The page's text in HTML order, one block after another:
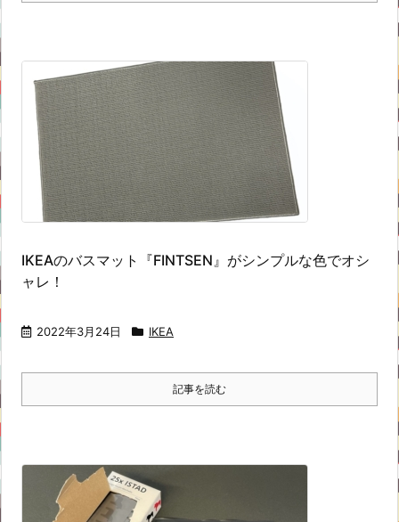
IKEAのバスマット『FINTSEN』がシンプルな色でオシ
ャレ！
2022年3月24日 IKEA
記事を読む